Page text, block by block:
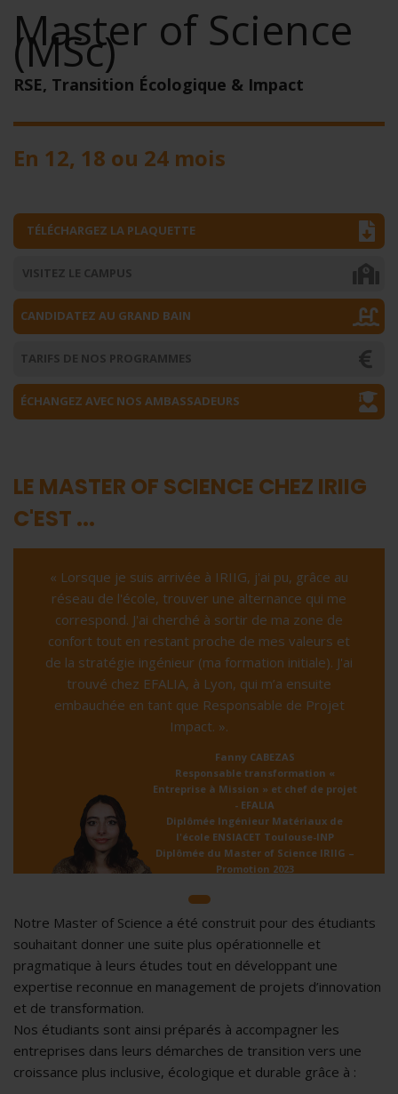
Master of Science
(MSc)
RSE, Transition Écologique & Impact
En 12, 18 ou 24 mois
TÉLÉCHARGEZ LA PLAQUETTE
VISITEZ LE CAMPUS
CANDIDATEZ AU GRAND BAIN
TARIFS DE NOS PROGRAMMES
ÉCHANGEZ AVEC NOS AMBASSADEURS
LE MASTER OF SCIENCE CHEZ IRIIG
C'EST ...
« Lorsque je suis arrivée à IRIIG, j'ai pu, grâce au
réseau de l'école, trouver une alternance qui me
correspond. J'ai cherché à sortir de ma zone de
confort tout en restant proche de mes valeurs et
de la stratégie ingénieur (ma formation initiale). J'ai
trouvé chez EFALIA, à Lyon, qui m’a ensuite
embauchée en tant que Responsable de Projet
Impact. ».
Fanny CABEZAS
Responsable transformation «
Entreprise à Mission » et chef de projet
- EFALIA
Diplômée Ingénieur Matériaux de
l'école ENSIACET Toulouse-INP
Diplômée du Master of Science IRIIG –
Promotion 2023
Notre Master of Science a été construit pour des étudiants
souhaitant donner une suite plus opérationnelle et
pragmatique à leurs études tout en développant une
expertise reconnue en management de projets d’innovation
et de transformation.
Nos étudiants sont ainsi préparés à accompagner les
entreprises dans leurs démarches de transition vers une
croissance plus inclusive, écologique et durable grâce à :